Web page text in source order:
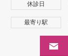
休診日
最寄り駅